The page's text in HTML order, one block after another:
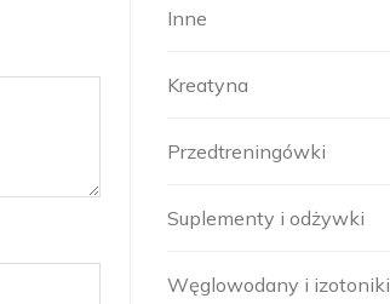
Inne
Kreatyna
Przedtreningówki
Suplementy i odżywki
Węglowodany i izotoniki